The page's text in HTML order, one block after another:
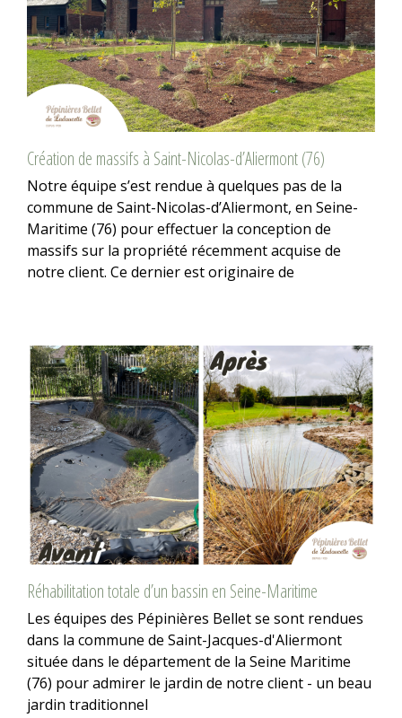
Création de massifs à Saint-Nicolas-d’Aliermont (76)
Notre équipe s’est rendue à quelques pas de la
commune de Saint-Nicolas-d’Aliermont, en Seine-
Maritime (76) pour effectuer la conception de
massifs sur la propriété récemment acquise de
notre client. Ce dernier est originaire de
Réhabilitation totale d’un bassin en Seine-Maritime
Les équipes des Pépinières Bellet se sont rendues
dans la commune de Saint-Jacques-d'Aliermont
située dans le département de la Seine Maritime
(76) pour admirer le jardin de notre client - un beau
jardin traditionnel